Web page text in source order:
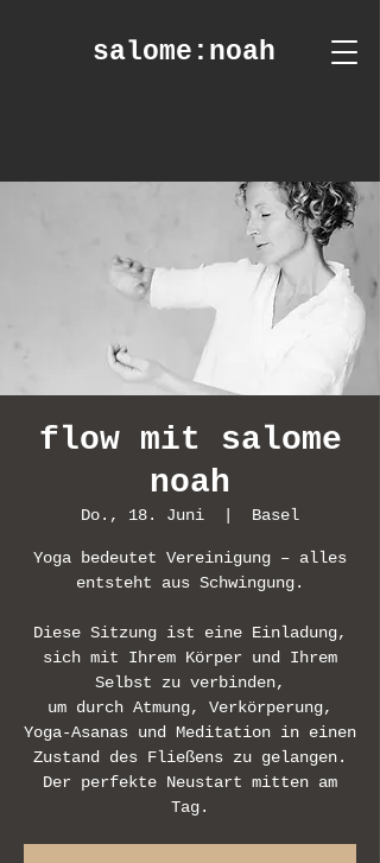
salome :noah
flow mit salome
noah
Do., 18. Juni Basel
Yoga bedeutet Vereinigung – alles
entsteht aus Schwingung.
Diese Sitzung ist eine Einladung,
sich mit Ihrem Körper und Ihrem
Selbst zu verbinden,
um durch Atmung, Verkörperung,
Yoga-Asanas und Meditation in einen
Zustand des Fließens zu gelangen.
Der perfekte Neustart mitten am
Tag.